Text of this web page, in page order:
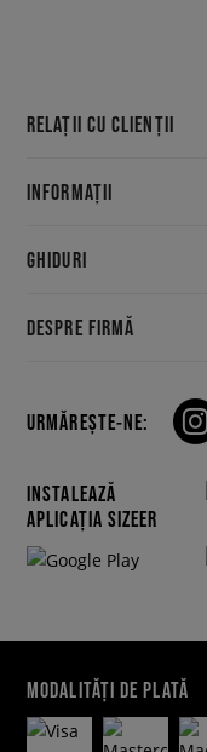
RELAȚII CU CLIENȚII
INFORMAȚII
GHIDURI
DESPRE FIRMĂ
URMĂREȘTE-NE:
INSTALEAZĂ
APLICAȚIA SIZEER
MODALITĂȚI DE PLATĂ